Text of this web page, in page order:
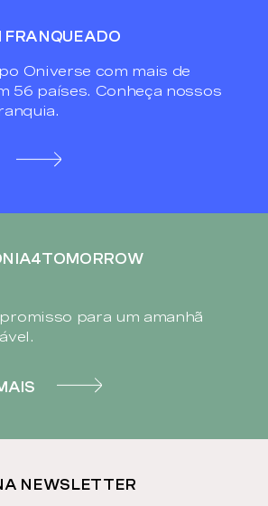
FRANQUEADO
Oniverse com mais de
56 países. Conheça nossos
para um amanhã
NEWSLETTER